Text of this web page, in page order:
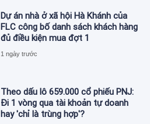
Dự án nhà ở xã hội Hà Khánh của
FLC công bố danh sách khách hàng
đủ điều kiện mua đợt 1
1 ngày trước
Theo dấu lô 659.000 cổ phiếu PNJ:
Đi 1 vòng qua tài khoản tự doanh
hay 'chỉ là trùng hợp'?